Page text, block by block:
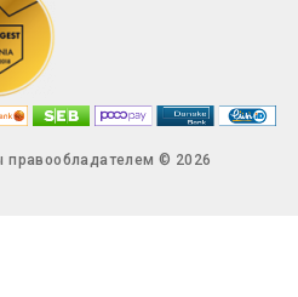
© 2026